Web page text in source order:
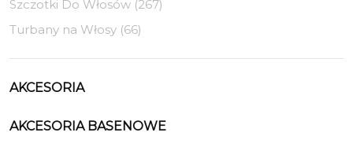
Szczotki Do Włosów (267)
Turbany na Włosy (66)
AKCESORIA
AKCESORIA BASENOWE